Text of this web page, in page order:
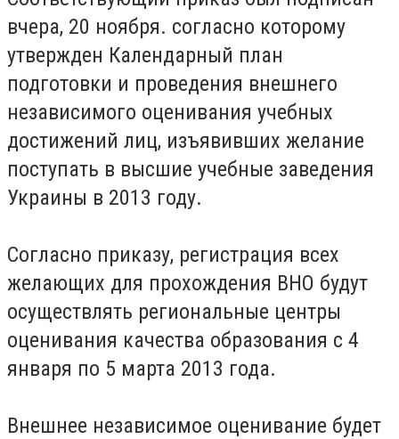
вчера, 20 ноября. согласно которому
утвержден Календарный план
подготовки и проведения внешнего
независимого оценивания учебных
достижений лиц, изъявивших желание
поступать в высшие учебные заведения
Украины в 2013 году.
Согласно приказу, регистрация всех
желающих для прохождения ВНО будут
осуществлять региональные центры
оценивания качества образования с 4
января по 5 марта 2013 года.
Внешнее независимое оценивание будет